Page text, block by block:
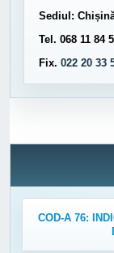
Sediul:
Tel. 068 11 84
Fix. 022 20 33
COD-A 76: